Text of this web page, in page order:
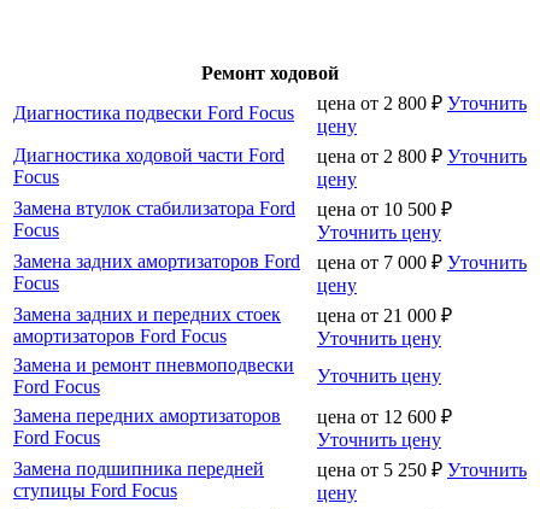
Ремонт ходовой
Диагностика подвески Ford Focus
цена от 2 800 ₽ Уточнить
цену
Диагностика ходовой части Ford
Focus
цена от 2 800 ₽ Уточнить
цену
Замена втулок стабилизатора Ford
Focus
цена от 10 500 ₽
Уточнить цену
Замена задних амортизаторов Ford
Focus
цена от 7 000 ₽ Уточнить
цену
Замена задних и передних стоек
амортизаторов Ford Focus
цена от 21 000 ₽
Уточнить цену
Замена и ремонт пневмоподвески
Ford Focus
Уточнить цену
Замена передних амортизаторов
Ford Focus
цена от 12 600 ₽
Уточнить цену
Замена подшипника передней
ступицы Ford Focus
цена от 5 250 ₽ Уточнить
цену